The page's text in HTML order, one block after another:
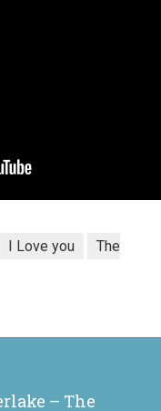
I Love you
The
– The